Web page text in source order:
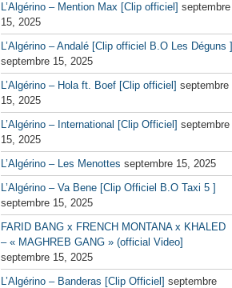
L’Algérino – Mention Max [Clip officiel] septembre
15, 2025
L’Algérino – Andalé [Clip officiel B.O Les Déguns ]
septembre 15, 2025
L’Algérino – Hola ft. Boef [Clip officiel] septembre
15, 2025
L’Algérino – International [Clip Officiel] septembre
15, 2025
L’Algérino – Les Menottes septembre 15, 2025
L’Algérino – Va Bene [Clip Officiel B.O Taxi 5 ]
septembre 15, 2025
FARID BANG x FRENCH MONTANA x KHALED
– « MAGHREB GANG » (official Video]
septembre 15, 2025
L’Algérino – Banderas [Clip Officiel] septembre